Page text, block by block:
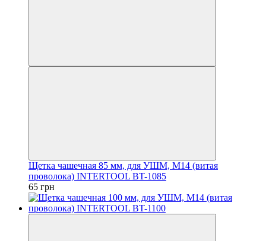
Щетка чашечная 85 мм, для УШМ, М14 (витая
проволока) INTERTOOL BT-1085
65 грн